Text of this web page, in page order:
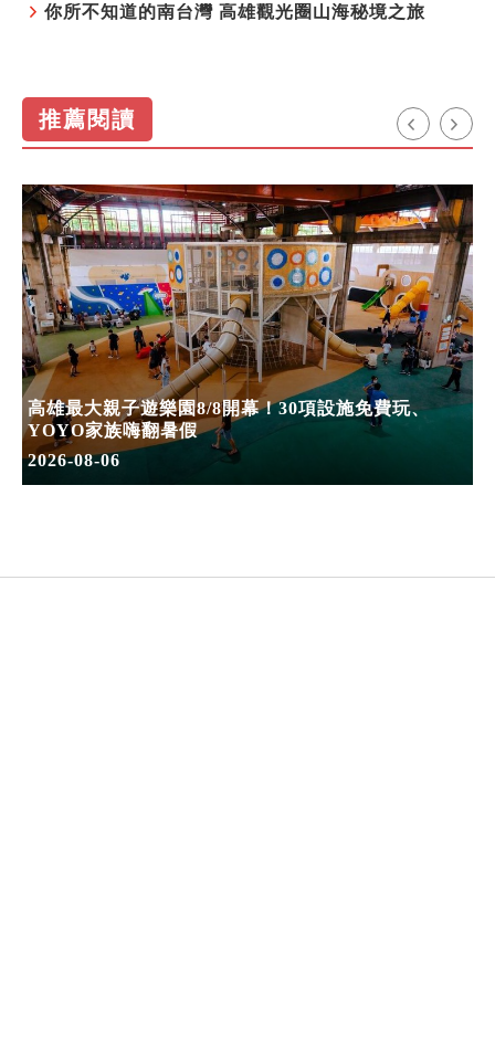
你所不知道的南台灣 高雄觀光圈山海秘境之旅
推薦閱讀
高雄最大親子遊樂園8/8開幕！30項設施免費玩、
YOYO家族嗨翻暑假
2026-08-06